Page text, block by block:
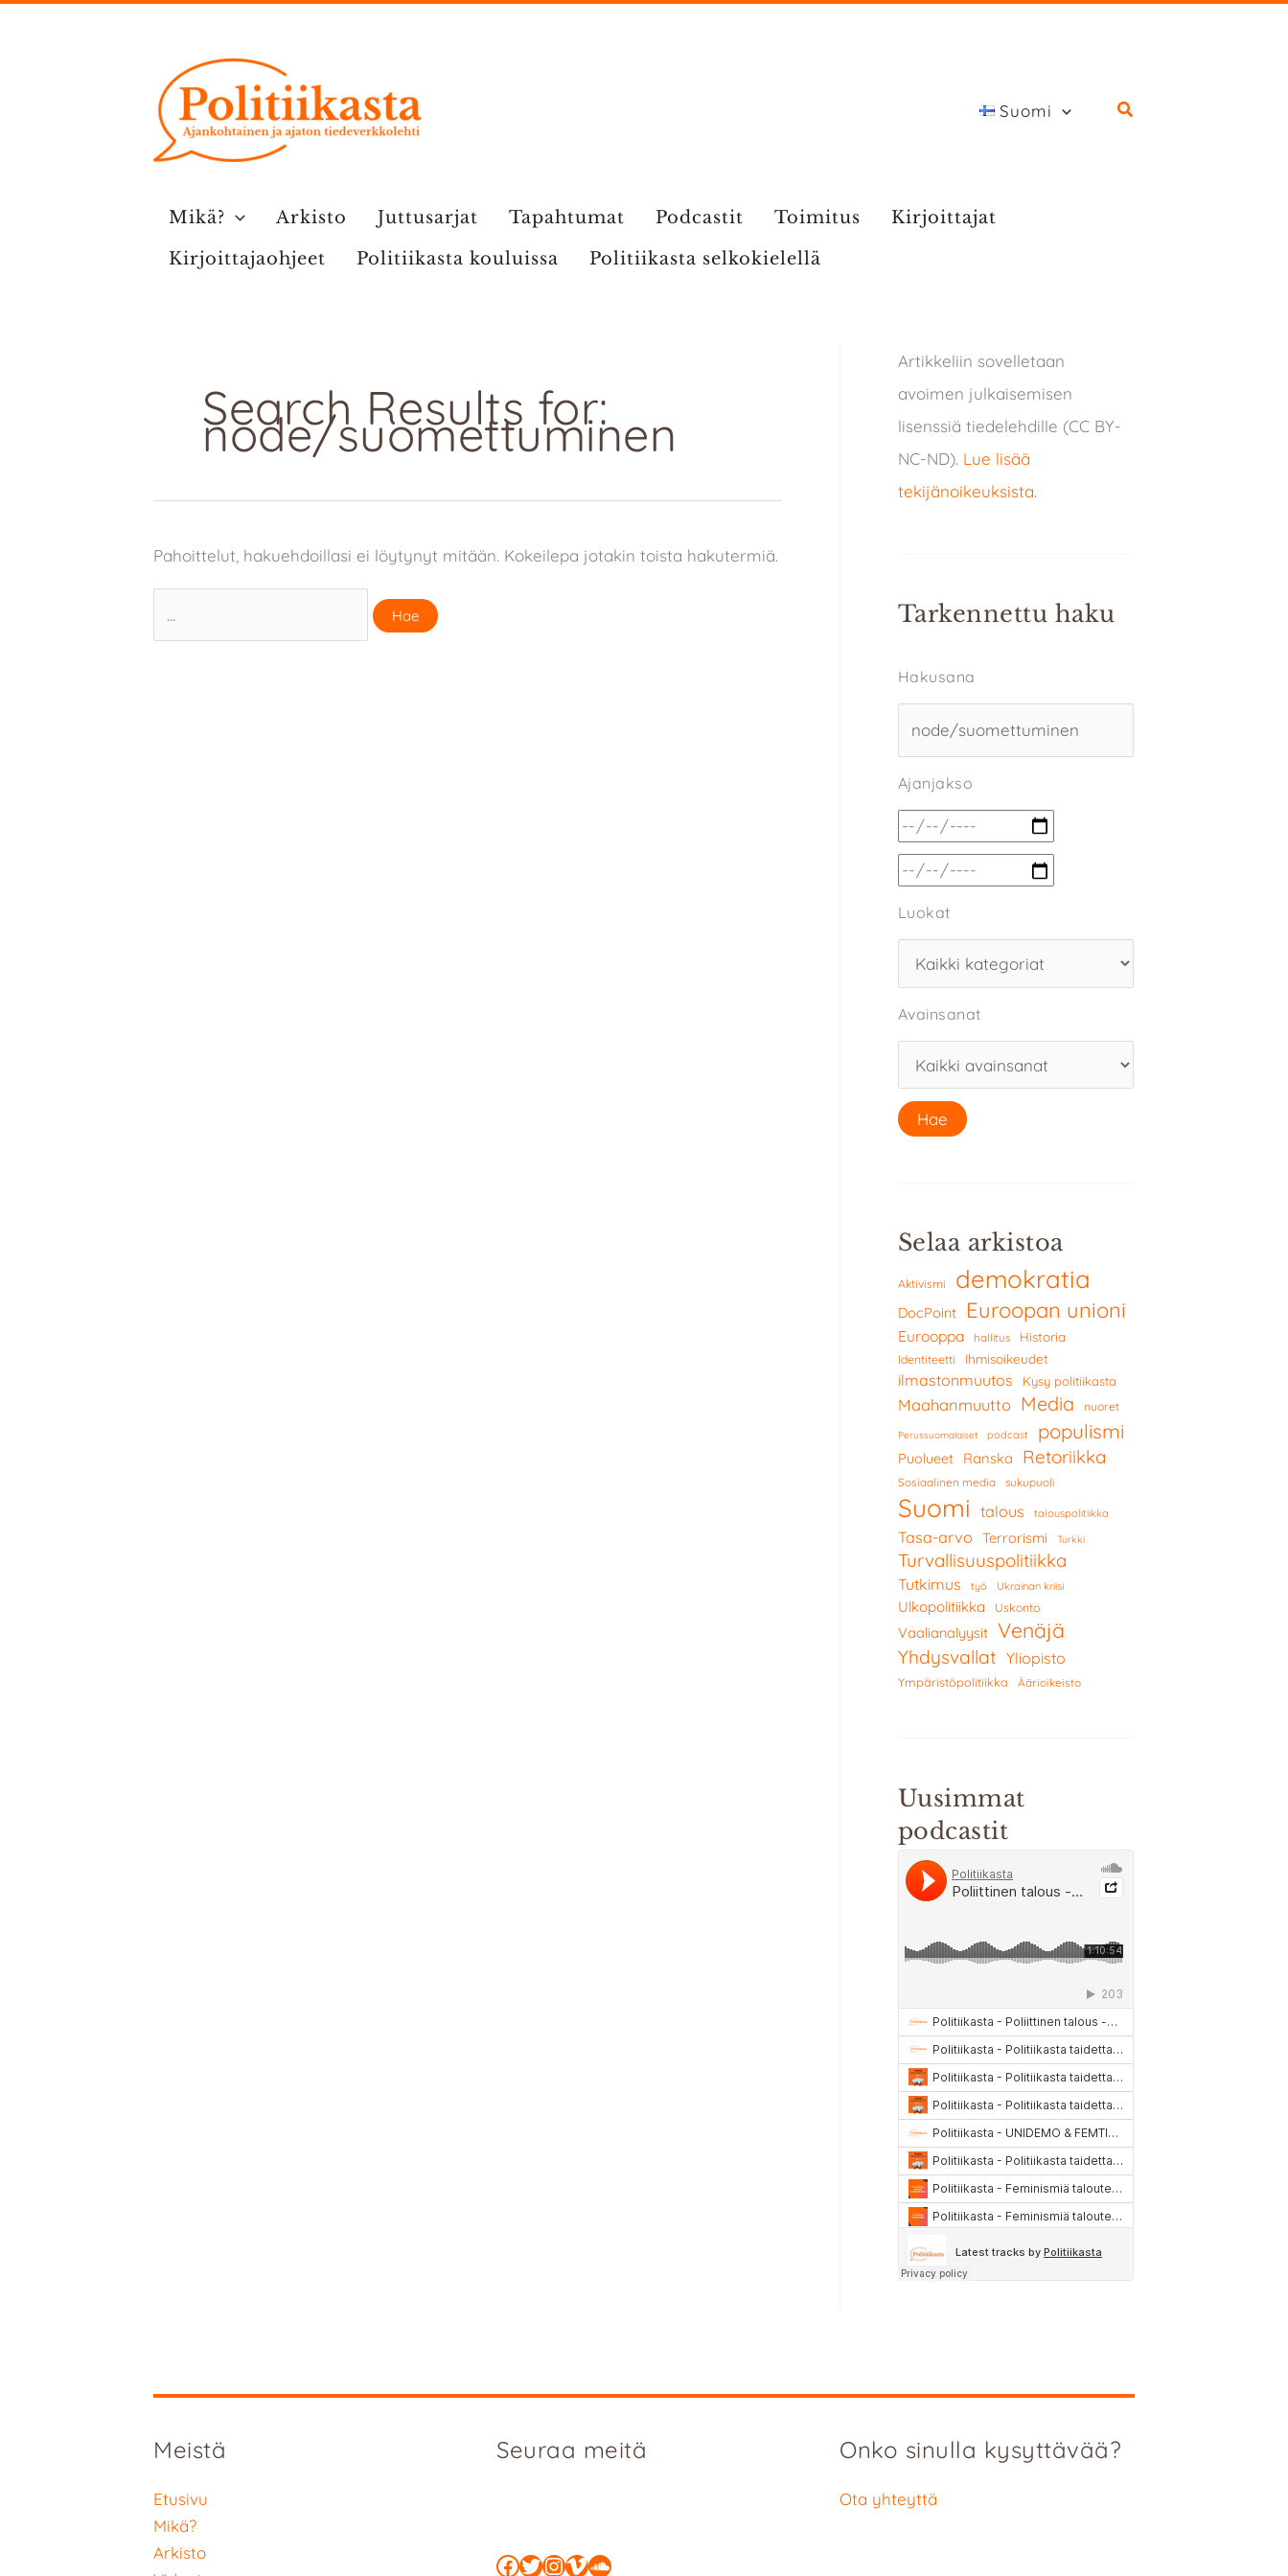
Suomi
Mikä? Arkisto Juttusarjat Tapahtumat Podcastit Toimitus
Kirjoittajat
Kirjoittajaohjeet
Politiikasta kouluissa Politiikasta selkokielellä
Search Results for:
node/suomettuminen
Pahoittelut, hakuehdoillasi ei löytynyt mitään. Kokeilepa jotakin toista hakutermiä.
for:
Artikkeliin sovelletaan
avoimen julkaisemisen
lisenssiä tiedelehdille (CC BY-
NC-ND). Lue lisää
tekijänoikeuksista.
Tarkennettu haku
Hakusana
Ajanjakso
Luokat
Avainsanat
Selaa arkistoa
Aktivismi demokratia
DocPoint Euroopan unioni
Eurooppa hallitus Historia
Identiteetti Ihmisoikeudet
ilmastonmuutos Kysy politiikasta
Maahanmuutto Media nuoret
Perussuomalaiset podcast populismi
Puolueet Ranska Retoriikka
Sosiaalinen media sukupuoli
Suomi talous talouspolitiikka
Tasa-arvo Terrorismi Turkki
Turvallisuuspolitiikka
Tutkimus työ Ukrainan kriisi
Ulkopolitiikka Uskonto
Vaalianalyysit Venäjä
Yhdysvallat Yliopisto
Ympäristöpolitiikka Äärioikeisto
Uusimmat
podcastit
Meistä
Etusivu
Mikä?
Arkisto
Seuraa meitä
Facebook
Twitter
Instagram
Vimeo
SoundCloud
Onko sinulla kysyttävää?
Ota yhteyttä